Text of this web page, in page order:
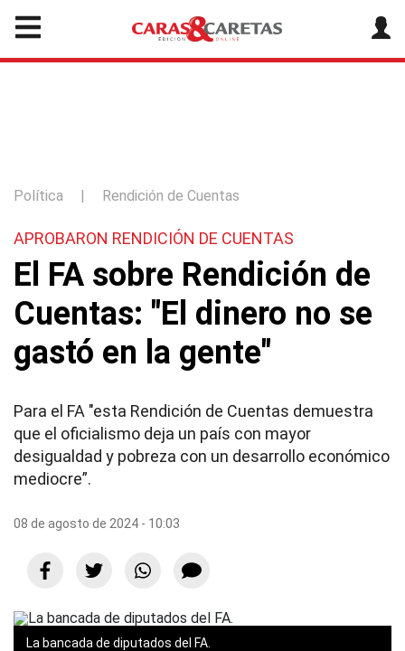
Política | Rendición de Cuentas
APROBARON RENDICIÓN DE CUENTAS
El FA sobre Rendición de
Cuentas: "El dinero no se
gastó en la gente"
Para el FA "esta Rendición de Cuentas demuestra
que el oficialismo deja un país con mayor
desigualdad y pobreza con un desarrollo económico
mediocre”.
08 de agosto de 2024 - 10:03
La bancada de diputados del FA.